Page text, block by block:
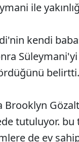
ile
kendi
belirtti.
Brooklyn
tutuluyor. bu
de ev